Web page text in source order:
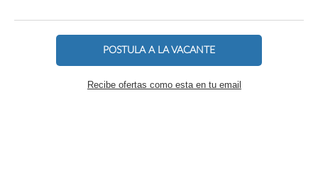
POSTULA A LA VACANTE
Recibe ofertas como esta en tu email